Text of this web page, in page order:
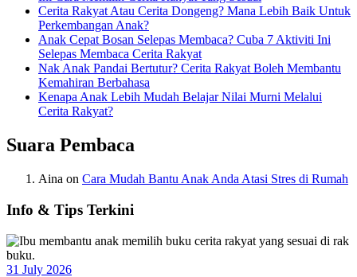
Cerita Rakyat Atau Cerita Dongeng? Mana Lebih Baik Untuk
Perkembangan Anak?
Anak Cepat Bosan Selepas Membaca? Cuba 7 Aktiviti Ini
Selepas Membaca Cerita Rakyat
Nak Anak Pandai Bertutur? Cerita Rakyat Boleh Membantu
Kemahiran Berbahasa
Kenapa Anak Lebih Mudah Belajar Nilai Murni Melalui
Cerita Rakyat?
Suara Pembaca
Aina on Cara Mudah Bantu Anak Anda Atasi Stres di Rumah
Info & Tips Terkini
31 July 2026